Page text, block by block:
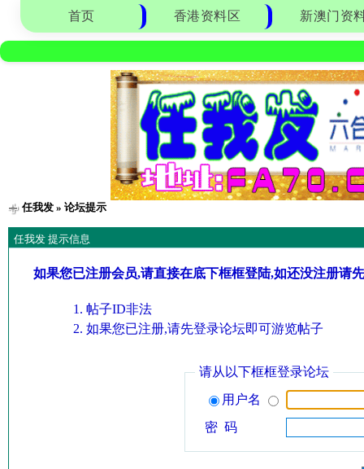
首页 香港资料区 新澳门资
任我发» 论坛提示
任我发 提示信息
如果您已注册会员,请直接在底下框框登陆,如还没注册请
帖子ID非法
如果您已注册,请先登录论坛即可游览帖子
请从以下框框登录论坛
用户名
密 码